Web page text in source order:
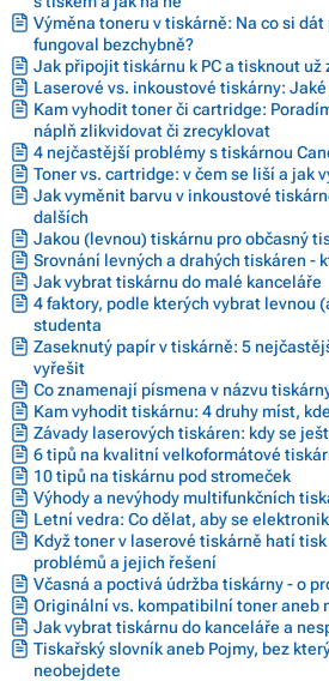
Výměna toneru v tiskárně: Na co si
fungoval bezchybně?
Jak připojit tiskárnu k PC a tisknout už
Laserové vs. inkoustové tiskárny:
Kam vyhodit toner či cartridge:
náplň zlikvidovat či zrecyklovat
4 nejčastější problémy s tiskárnou
Toner vs. cartridge: v čem se liší a jak
Jak vyměnit barvu v inkoustové
dalších
Jakou (levnou) tiskárnu pro občasný
Srovnání levných a drahých tiskáren -
Jak vybrat tiskárnu do malé kanceláře
4 faktory, podle kterých vybrat levnou
studenta
Zaseknutý papír v tiskárně: 5
vyřešit
Co znamenají písmena v názvu
Kam vyhodit tiskárnu: 4 druhy míst,
Závady laserových tiskáren: kdy se
6 tipů na kvalitní velkoformátové
10 tipů na tiskárnu pod stromeček
Výhody a nevýhody multifunkčních
Letní vedra: Co dělat, aby se
Když toner v laserové tiskárně hatí
problémů a jejich řešení
Včasná a poctivá údržba tiskárny - o
Originální vs. kompatibilní toner aneb
Jak vybrat tiskárnu do kanceláře a
Tiskařský slovník aneb Pojmy, bez
neobejdete